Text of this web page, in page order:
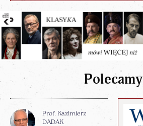
Polecamy
Prof. Kazimierz
DADAK